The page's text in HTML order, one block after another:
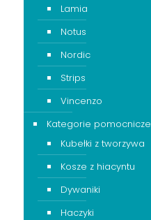
Lamia
Notus
Nordic
Strips
Vincenzo
Kategorie pomocnicze
Kubełki z tworzywa
Kosze z hiacyntu
Dywaniki
Haczyki